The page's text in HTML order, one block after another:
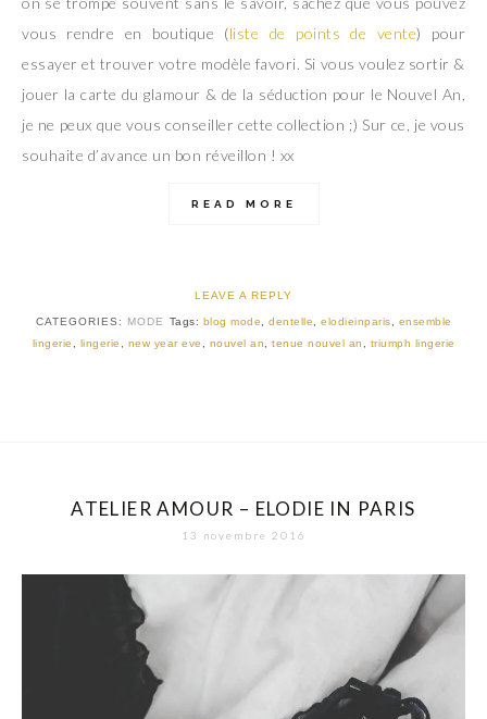
vous rendre en boutique (liste de points de vente) pour
essayer et trouver votre modèle favori. Si vous voulez sortir &
jouer la carte du glamour & de la séduction pour le Nouvel An,
je ne peux que vous conseiller cette collection ;) Sur ce, je vous
souhaite d’avance un bon réveillon ! xx
READ MORE
LEAVE A REPLY
CATEGORIES: MODE Tags: blog mode dentelle elodieinparis
ensemble
lingerie
lingerie new year eve nouvel an tenue nouvel an triumph lingerie
ATELIER AMOUR – ELODIE IN PARIS
13 novembre 2016